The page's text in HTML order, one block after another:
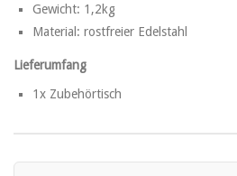
Gewicht: 1,2kg
Material: rostfreier Edelstahl
Lieferumfang
1x Zubehörtisch